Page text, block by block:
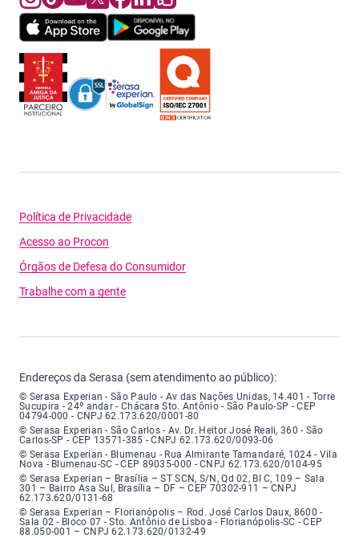
Política de Privacidade
Acesso ao Procon
Órgãos de Defesa do Consumidor
Trabalhe com a gente
Endereços da Serasa (sem atendimento ao público):
Serasa Experian - São Paulo - Endereço: Avenida das Nações Unidas,
© Serasa Experian - São Paulo - Av das Nações Unidas, 14.401 - Torre
Sucupira - 24º andar - Chácara Sto. Antônio - São Paulo-SP - CEP
04794-000 - CNPJ 62.173.620/0001-80
Serasa Experian - São Carlos - Endereço: Avenida Doutor Heitor José
© Serasa Experian - São Carlos - Av. Dr. Heitor José Reali, 360 - São
Carlos-SP - CEP 13571-385 - CNPJ 62.173.620/0093-06
Serasa Experian - Blumenau - Endereço: Rua Almirante Tamandaré,
© Serasa Experian - Blumenau - Rua Almirante Tamandaré, 1024 - Vila
Nova - Blumenau-SC - CEP 89035-000 - CNPJ 62.173.620/0104-95
Serasa Experian - Brasília, Endereço: Setor Comercial Norte, sem
© Serasa Experian – Brasília – ST SCN, S/N, Qd 02, Bl C, 109 – Sala
301 – Bairro Asa Sul, Brasília – DF – CEP 70302-911 – CNPJ
62.173.620/0131-68
Serasa Experian - Florianópolis, Endereço: Rodovia José Carlos, número
© Serasa Experian – Florianópolis – Rod. José Carlos Daux, 8600 -
Sala 02 - Bloco 07 - Sto. Antônio de Lisboa - Florianópolis-SC - CEP
88.050-001 – CNPJ 62.173.620/0132-49